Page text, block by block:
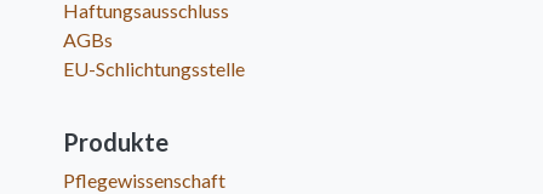
Haftungsausschluss
AGBs
EU-Schlichtungsstelle
Produkte
Pflegewissenschaft